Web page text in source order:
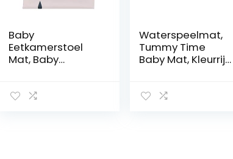
Baby
Eetkamerstoel
Mat, Baby
Waterdichte
Waterspeelmat,
Tummy Time
Baby Mat, Kleurrijk
Zuigelingen